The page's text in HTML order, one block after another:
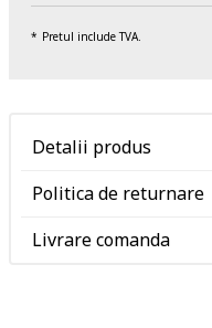
Pretul include TVA.
Detalii produs
Politica de returnare
Livrare comanda